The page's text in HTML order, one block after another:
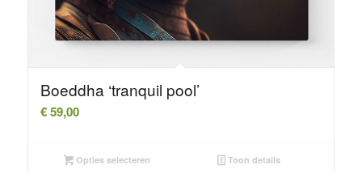
Boeddha ‘tranquil pool’
€59,00
Opties selecteren Toon details